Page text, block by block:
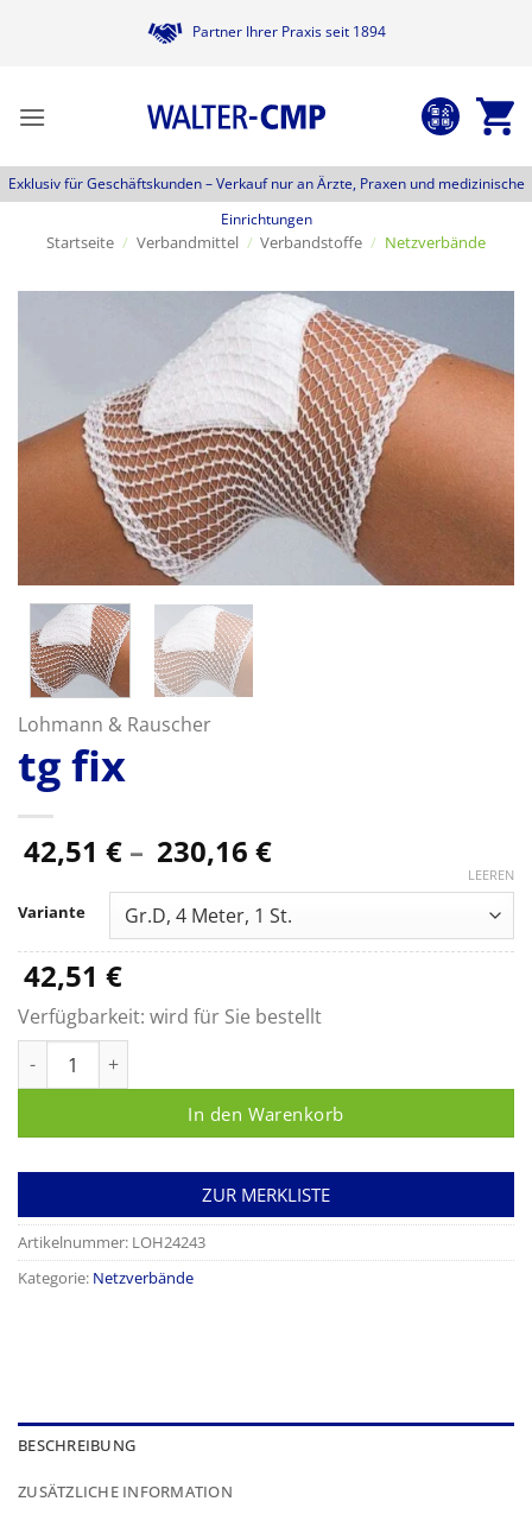
Partner Ihrer Praxis seit 1894
Exklusiv für Geschäftskunden –Verkauf nur an Ärzte, Praxen und medizinische
Einrichtungen
Startseite / Verbandmittel / Verbandstoffe / Netzverbände
Lohmann & Rauscher
tg fix
42,51 € – 230,16 €Preisspanne:
bis
230,16 €
Variante
LEEREN
42,51 €
Verfügbarkeit: wird für Sie bestellt
In den Warenkorb
ZUR MERKLISTE
Artikelnummer: LOH24243
Kategorie: Netzverbände
BESCHREIBUNG
ZUSÄTZLICHE INFORMATION